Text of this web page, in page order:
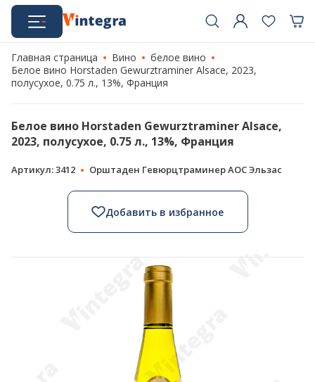
Главная страница Вино
белое вино
Белое вино Horstaden Gewurztraminer Alsace, 2023,
полусухое, 0.75 л., 13%, Франция
Белое вино Horstaden Gewurztraminer Alsace,
2023, полусухое, 0.75 л., 13%, Франция
Артикул: 3412 Орштаден Гевюрцтраминер АОС Эльзас
Добавить в избранное